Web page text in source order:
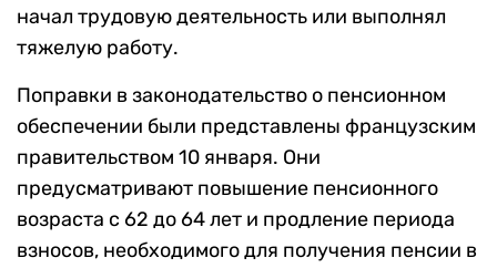
начал трудовую деятельность или выполнял
тяжелую работу.
Поправки в законодательство о пенсионном
обеспечении были представлены французским
правительством 10 января. Они
предусматривают повышение пенсионного
возраста с 62 до 64 лет и продление периода
взносов, необходимого для получения пенсии в